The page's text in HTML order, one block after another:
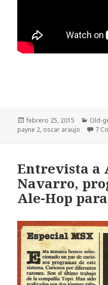
Publicado
el
febrero 25, 2015 Old-
payne 2, oscar araujo 7
Entrevista a
Navarro,
Ale-Hop